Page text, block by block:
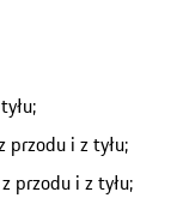
i z tyłu;
przodu i z tyłu;